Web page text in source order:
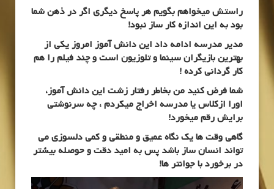
راستش میخواهم بگویم هر پاسخ دیگری اگر در ذهن شما
بود به این اندازه کار ساز نبود!
مدیر مدرسه ادامه داد این دانش آموز امروز یکی از
بهترین بازیگران سینما و تلوزیون است و چند فیلم را هم
کار گردانی کرده !
شما فرض کنید من بخاطر رفتار زشت این دانش آموز،
اورا ازکلاس یا مدرسه اخراج میکردم ، چه سرنوشتی
برایش رقم میخورد!
گاهی وقت ها یک نگاه عمیق و منطقی و کمی دلسوزی می
تواند انسان ساز باشد پس به امید دقت و حوصله بیشتر
در برخورد با جوانتر ها!